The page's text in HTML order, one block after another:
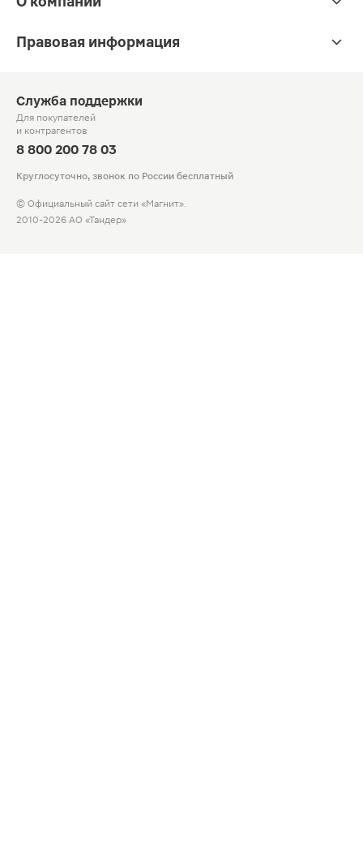
Правовая информация
Служба поддержки
Для покупателей
и контрагентов
8 800 200 78 03
Круглосуточно, звонок по России бесплатный
© Официальный сайт сети «Магнит».
2010-2026 АО «Тандер»